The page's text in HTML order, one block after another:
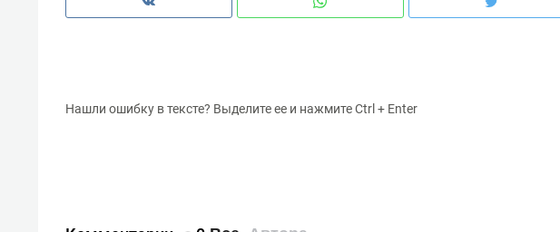
Нашли ошибку в тексте? Выделите ее и нажмите Ctrl + Enter